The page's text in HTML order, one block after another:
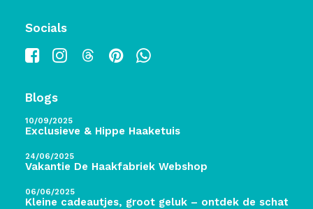
Socials
Blogs
10/09/2025
Exclusieve & Hippe Haaketuis
24/06/2025
Vakantie De Haakfabriek Webshop
06/06/2025
Kleine cadeautjes, groot geluk – ontdek de schatten